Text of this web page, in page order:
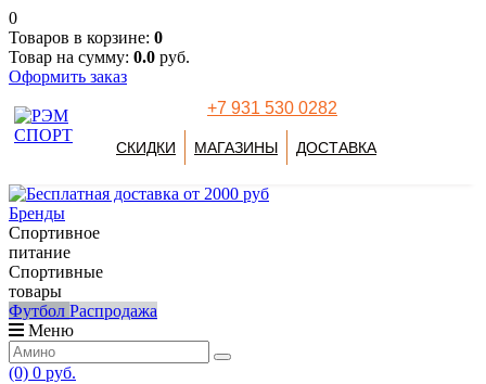
0
Товаров в корзине: 0
Товар на сумму: 0.0 руб.
Оформить заказ
+7 931 530 0282
СКИДКИ МАГАЗИНЫ ДОСТАВКА
Бренды
Спортивное
питание
Спортивные
товары
Футбол Распродажа
Меню
(0) 0 руб.